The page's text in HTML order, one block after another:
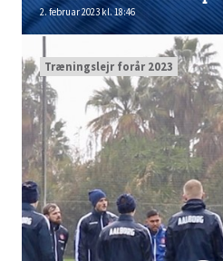
2. februar 2023 kl. 18:46
Træningslejr forår 2023